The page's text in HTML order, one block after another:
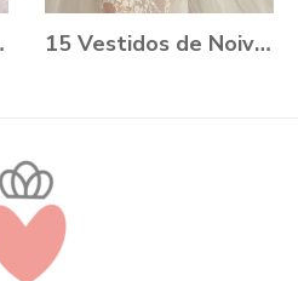
15 Vestidos de Noiva Plus Size para você se apaixonar